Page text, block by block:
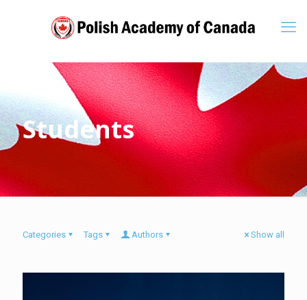
Students
Categories Tags Authors Show all